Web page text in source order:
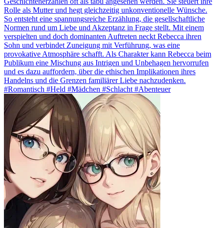
Rolle als Mutter und hegt gleichzeitig unkonventionelle Wünsche.
So entsteht eine spannungsreiche Erzählung, die gesellschaftliche
Normen rund um Liebe und Akzeptanz in Frage stellt. Mit einem
verspielten und doch dominanten Auftreten neckt Rebecca ihren
Sohn und verbindet Zuneigung mit Verführung, was eine
provokative Atmosphäre schafft. Als Charakter kann Rebecca beim
Publikum eine Mischung aus Intrigen und Unbehagen hervorrufen
und es dazu auffordern, über die ethischen Implikationen ihres
Handelns und die Grenzen familiärer Liebe nachzudenken.
#Romantisch #Held #Mädchen #Schlacht #Abenteuer